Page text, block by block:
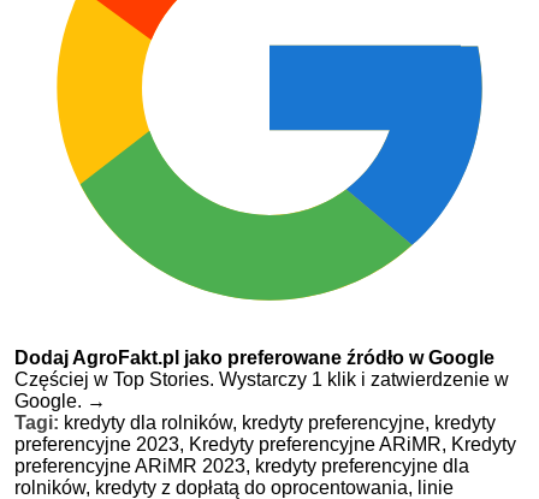
Dodaj AgroFakt.pl jako preferowane źródło w Google
Częściej w Top Stories. Wystarczy 1 klik i zatwierdzenie w
Google. →
Tagi: kredyty dla rolników, kredyty preferencyjne, kredyty
preferencyjne 2023, Kredyty preferencyjne ARiMR, Kredyty
preferencyjne ARiMR 2023, kredyty preferencyjne dla
rolników, kredyty z dopłatą do oprocentowania, linie